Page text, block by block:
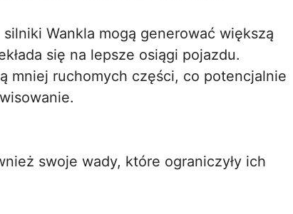
Wankla mogą generować większą
się na lepsze osiągi pojazdu.
mniej ruchomych części, co potencjalnie
swoje wady, które ograniczyły ich